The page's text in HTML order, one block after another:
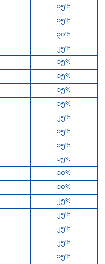
၁၅%
၁၅%
၃၀%
၂၅%
၁၅%
၁၅%
၁၅%
၁၅%
၂၅%
၁၅%
၁၅%
၁၅%
၁၀%
၁၀%
၂၅%
၂၅%
၂၅%
၂၅%
၁၅%